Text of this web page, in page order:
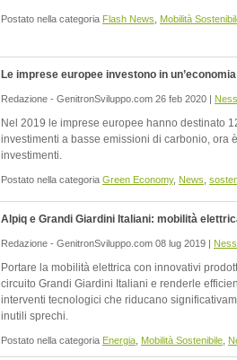
Postato nella categoria Flash News Mobilità
Le imprese europee investono in
Redazione - GenitronSviluppo.com 26 feb 2020 |
Nel 2019 le imprese europee hanno destinato
investimenti a basse emissioni di carbonio, ora
investimenti.
Postato nella categoria Green Economy, News
Alpiq e Grandi Giardini Italiani: mobilità
Redazione - GenitronSviluppo.com 08 lug 2019 |
Portare la mobilità elettrica con innovativi
circuito Grandi Giardini Italiani e renderle
interventi tecnologici che riducano
inutili sprechi.
Postato nella categoria Energia Mobilità Sostenibile